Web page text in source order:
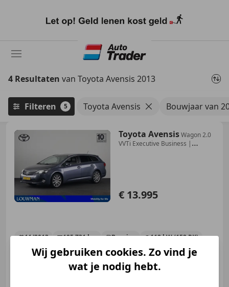
naar
4 Resultaten van Toyota Avensis 2013
Filteren 5 Toyota Avensis Bouwjaar van
Toyota AvensisWagon 2.0
VVTi Executive Business |
€ 13.995
11/2013 195.731 km Benzine 112 kW (152 PK)
Wij gebruiken cookies. Zo vind je
wat je nodig hebt.